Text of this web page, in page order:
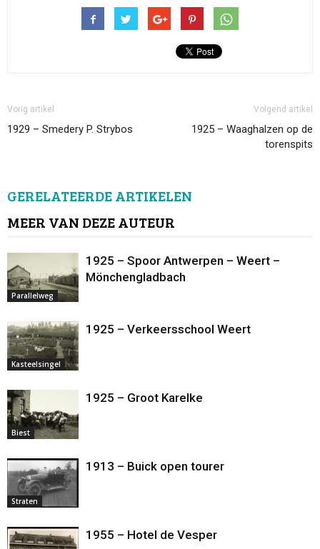
Vorig artikel
1929 – Smedery P. Strybos
Volgend artikel
1925 – Waaghalzen op de
torenspits
GERELATEERDE ARTIKELEN
MEER VAN DEZE AUTEUR
Parallelweg
1925 – Spoor Antwerpen – Weert –
Mönchengladbach
Kasteelsingel
1925 – Verkeersschool Weert
Biest
1925 – Groot Karelke
Straten
1913 – Buick open tourer
1955 – Hotel de Vesper